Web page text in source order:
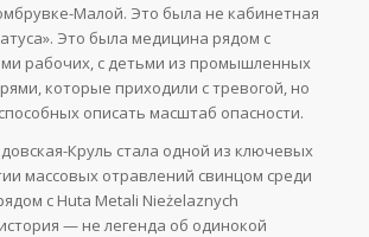
Малой. Это была не кабинетная
Это была медицина рядом с
рабочих, с детьми из промышленных
которые приходили с тревогой, но
описать масштаб опасности.
Круль стала одной из ключевых
массовых отравлений свинцом среди
с Huta Metali Nieżelaznych
— не легенда об одинокой